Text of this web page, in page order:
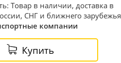
Товар в наличии, доставка в
СНГ и ближнего зарубежья
компании
Купить